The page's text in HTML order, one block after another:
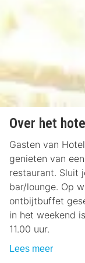
Over het hotel
Gasten van
genieten van
restaurant. Sluit
bar/lounge. Op
ontbijtbuffet
in het weekend
11.00 uur.
Lees meer